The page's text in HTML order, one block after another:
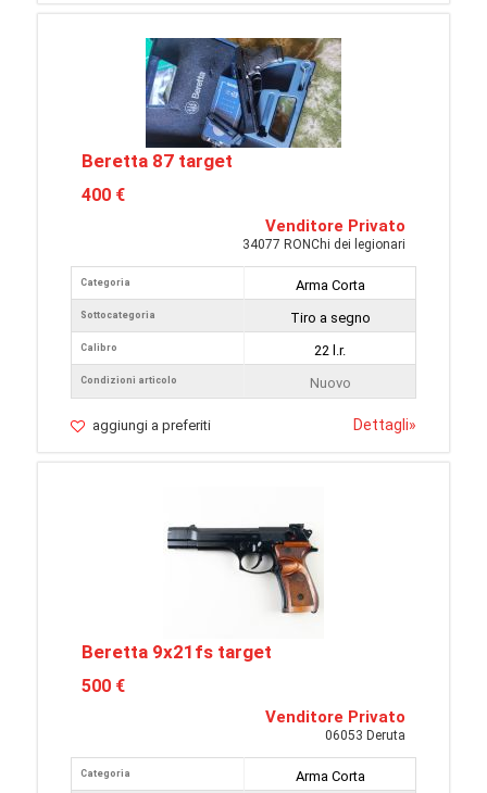
Beretta 87 target
400 €
Venditore Privato
34077 RONChi dei legionari
Categoria
Sottocategoria
Calibro
Condizioni articolo
Arma Corta
Tiro a segno
22 l.r.
Nuovo
aggiungi a preferiti Dettagli»
Beretta 9x21fs target
500 €
Venditore Privato
06053 Deruta
Categoria
Arma Corta